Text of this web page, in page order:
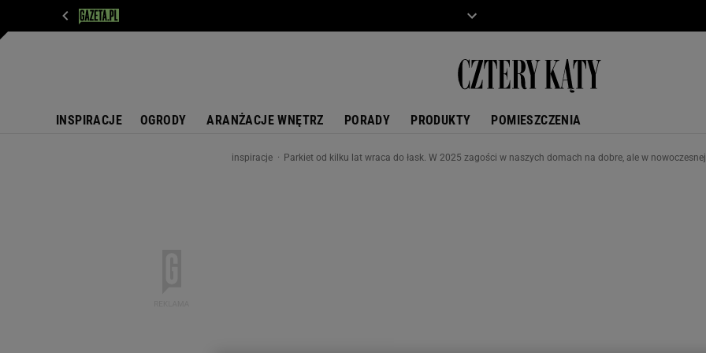
INSPIRACJE OGRODY ARANŻACJE WNĘTRZ PORADY PRODUKTY POMIESZCZENIA
inspiracje Parkiet od kilku lat wraca do łask. W 2025 zagości w naszych domach na dobre, ale w